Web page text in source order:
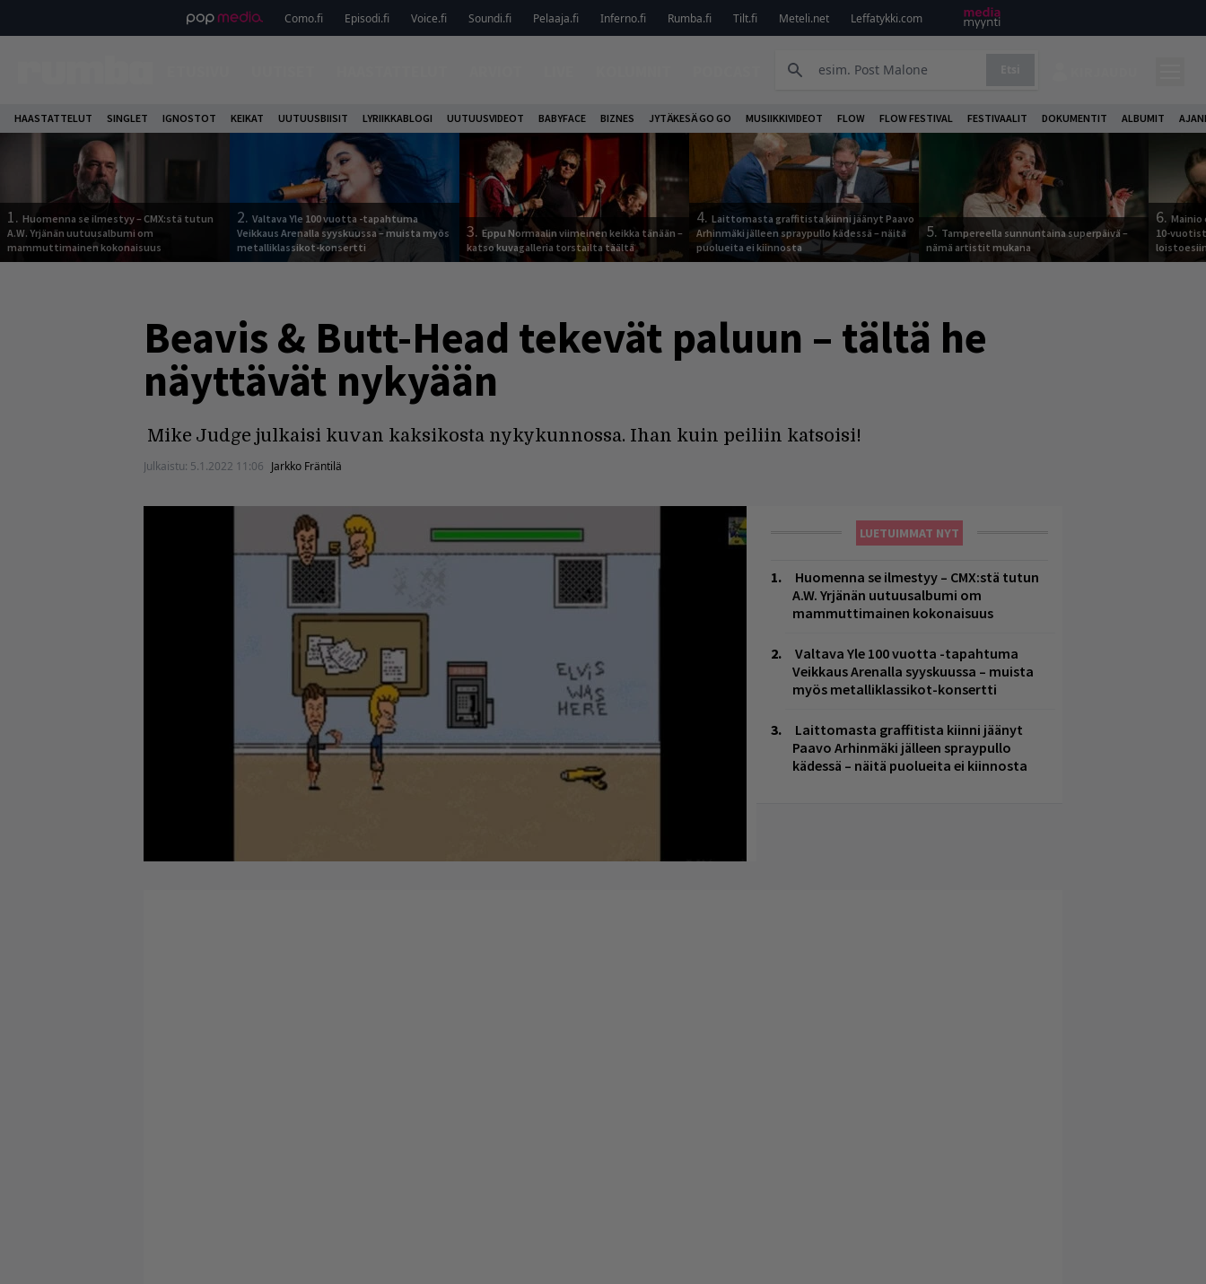
Como.fi Episodi.fi Voice.fi Soundi.fi Pelaaja.fi Inferno.fi Rumba.fi Tilt.fi Meteli.net Leffatykki.com
HAASTATTELUT SINGLET IGNOSTOT KEIKAT UUTUUSBIISIT LYRIIKKABLOGI UUTUUSVIDEOT BABYFACE BIZNES JYTÄKESÄ GO GO MUSIIKKIVIDEOT FLOW FLOW FESTIVAL FESTIVAALIT DOKUMENTIT ALBUMIT
1. Huomenna se ilmestyy – CMX:stä tutun
A.W. Yrjänän uutuusalbumi om
mammuttimainen kokonaisuus
2. Valtava Yle 100 vuotta -tapahtuma
Veikkaus Arenalla syyskuussa – muista myös
metalliklassikot-konsertti
3. Eppu Normaalin viimeinen keikka tänään –
katso kuvagalleria torstailta täältä
4. Laittomasta graffitista kiinni jäänyt Paavo
Arhinmäki jälleen spraypullo kädessä – näitä
puolueita ei kiinnosta
5. Tampereella sunnuntaina superpäivä –
nämä artistit mukana
6.
10-
Beavis & Butt-Head tekevät paluun – tältä he
näyttävät nykyään
Mike Judge julkaisi kuvan kaksikosta nykykunnossa. Ihan kuin peiliin katsoisi!
Julkaistu: 5.1.2022 11:06 Jarkko Fräntilä
LUETUIMMAT NYT
Huomenna se ilmestyy – CMX:stä tutun
A.W. Yrjänän uutuusalbumi om
mammuttimainen kokonaisuus
Valtava Yle 100 vuotta -tapahtuma
Veikkaus Arenalla syyskuussa – muista
myös metalliklassikot-konsertti
Laittomasta graffitista kiinni jäänyt
Paavo Arhinmäki jälleen spraypullo
kädessä – näitä puolueita ei kiinnosta